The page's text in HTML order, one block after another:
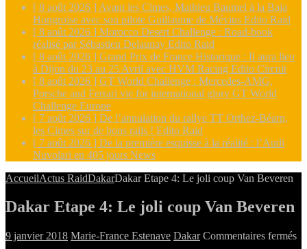
[ 8 août 2026 ] Avant les Cimes, Mathieu Baumel à la Baja
Hongroise avec son pilote Guillaume de Mévius Edito Raid
[ 8 août 2026 ] Morocco Desert Challenge : Road-book
réalisé par Sébastien Delaunay Edito Raid
[ 8 août 2026 ] Grand Prix de France Historique : Il aura lieu
à Dijon du 23 au 25 Avril avec HVM Racing Edito Circuit
[ 8 août 2026 ] GT World Challenge : Mercedes-AMG,
Porsche and Ferrari vie for international glory GT World
Challenge Europe
[ 7 août 2026 ] De l’annulation du rallye TT Orthez-Béarn,
les Cimes sur de bons rails ! Edito Raid
[ 7 août 2026 ] De la première esquisse à la réalité : l’Audi
Nuvolari en 405 jours News
AccueilActus RaidDakarDakar Etape 4: Le joli coup Van Beveren
Dakar Etape 4: Le joli coup Van Beveren
9 janvier 2018 Marie-France Estenave Dakar Commentaires fermés